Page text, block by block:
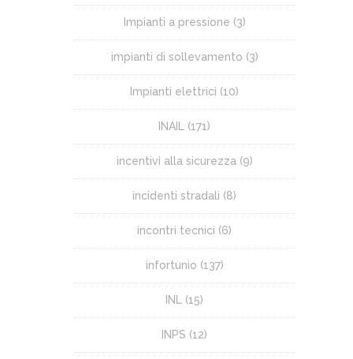
Impianti a pressione (3)
impianti di sollevamento (3)
Impianti elettrici (10)
INAIL (171)
incentivi alla sicurezza (9)
incidenti stradali (8)
incontri tecnici (6)
infortunio (137)
INL (15)
INPS (12)